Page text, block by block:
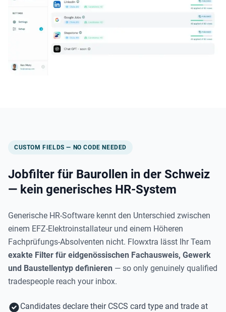
CUSTOM FIELDS — NO CODE NEEDED
Jobfilter für Baurollen in der Schweiz
— kein generisches HR-System
Generische HR-Software kennt den Unterschied zwischen
einem EFZ-Elektroinstallateur und einem Höheren
Fachprüfungs-Absolventen nicht. Flowxtra lässt Ihr Team
exakte Filter für eidgenössischen Fachausweis, Gewerk
und Baustellentyp definieren — so only genuinely qualified
tradespeople reach your inbox.
Candidates declare their CSCS card type and trade at